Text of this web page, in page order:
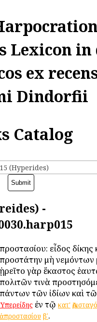
Lexicon in
ex
Dindorfii
Catalog
(Hyperides)
-
Ἀπροστασίου: εἶδος
προστάτην μὴ νεμόντων
ᾑρεῖτο γὰρ ἕκαστος
πολιτῶν τινὰ
πάντων τῶν ἰδίων καὶ
Ὑπερείδης ἐν τῷ κατ'
ἀπροστασίου βʹ.